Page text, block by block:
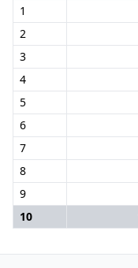
1
2
3
4
5
6
7
8
9
10